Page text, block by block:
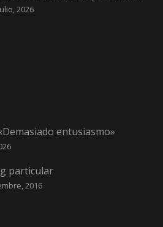
2026
entusiasmo»
particular
2016